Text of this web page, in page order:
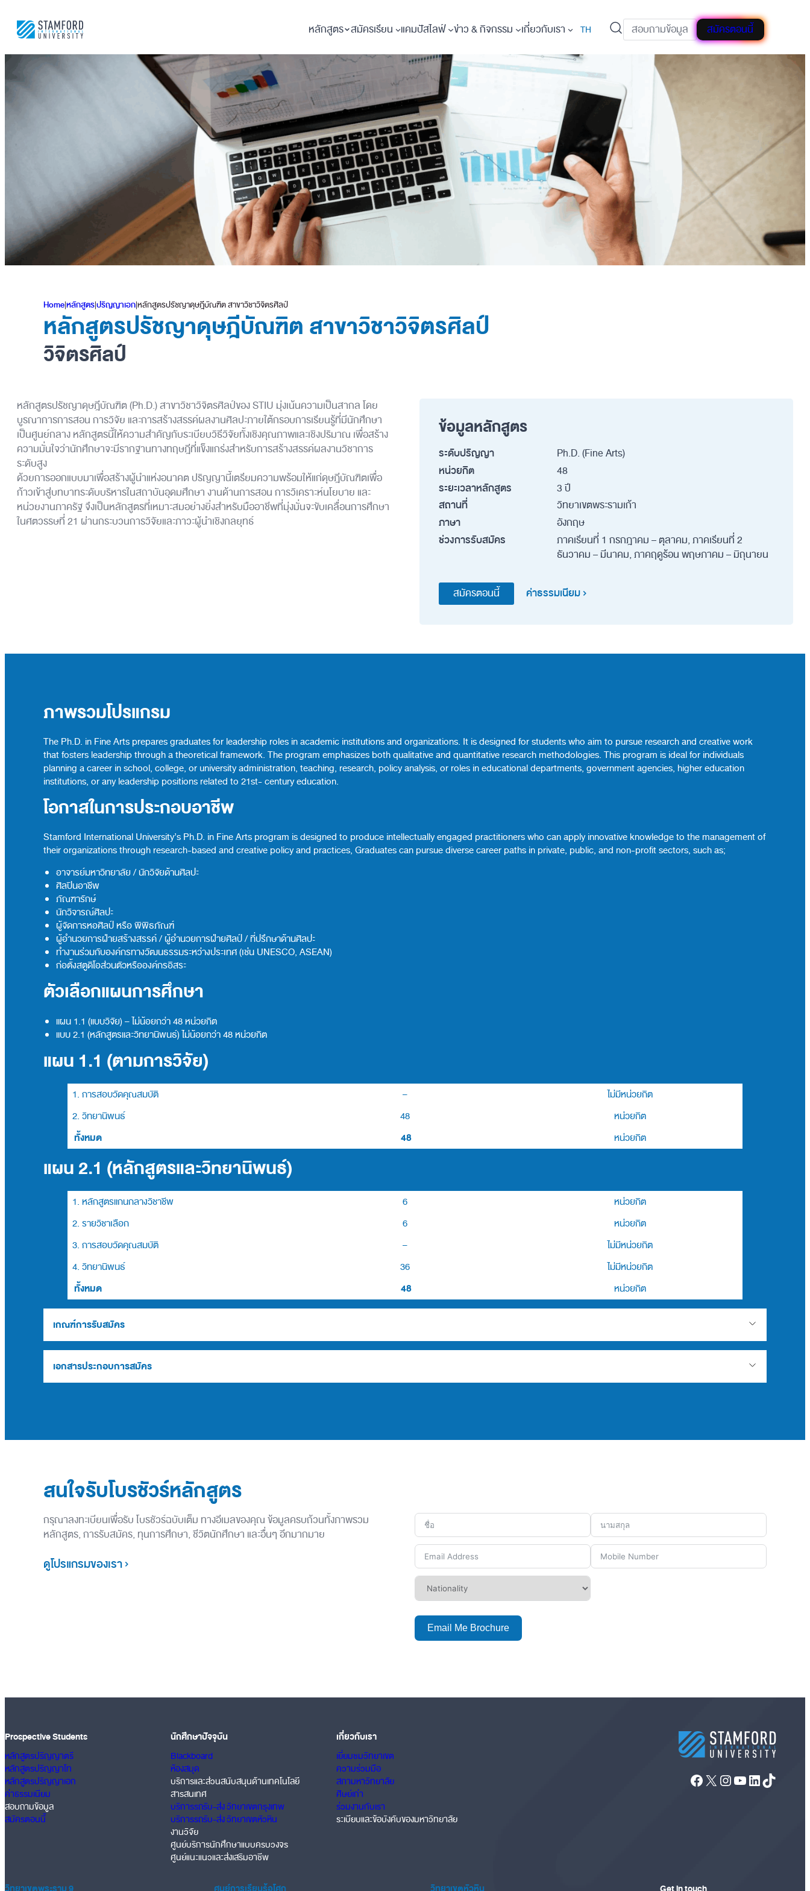
หลักสูตร สมัครเรียน แคมปัสไลฟ์ ข่าว & กิจกรรม เกี่ยวกับเรา TH สอบถามข้อมูล สมัครตอนนี้
Home|หลักสูตร|ปริญญาเอก|หลักสูตรปรัชญาดุษฎีบัณฑิต สาขาวิชาวิจิตรศิลป์
หลักสูตรปรัชญาดุษฎีบัณฑิต สาขาวิชาวิจิตรศิลป์
วิจิตรศิลป์
หลักสูตรปรัชญาดุษฎีบัณฑิต (Ph.D.) สาขาวิชาวิจิตรศิลป์ของ STIU มุ่งเน้นความเป็นสากล โดย
บูรณาการการสอน การวิจัย และการสร้างสรรค์ผลงานศิลปะภายใต้กรอบการเรียนรู้ที่มีนักศึกษา
เป็นศูนย์กลาง หลักสูตรนี้ให้ความสำคัญกับระเบียบวิธีวิจัยทั้งเชิงคุณภาพและเชิงปริมาณ เพื่อสร้าง
ความมั่นใจว่านักศึกษาจะมีรากฐานทางทฤษฎีที่แข็งแกร่งสำหรับการสร้างสรรค์ผลงานวิชาการ
ระดับสูง
ด้วยการออกแบบมาเพื่อสร้างผู้นำแห่งอนาคต ปริญญานี้เตรียมความพร้อมให้แก่ดุษฎีบัณฑิตเพื่อ
ก้าวเข้าสู่บทบาทระดับบริหารในสถาบันอุดมศึกษา งานด้านการสอน การวิเคราะห์นโยบาย และ
หน่วยงานภาครัฐ จึงเป็นหลักสูตรที่เหมาะสมอย่างยิ่งสำหรับมืออาชีพที่มุ่งมั่นจะขับเคลื่อนการศึกษา
ในศตวรรษที่ 21 ผ่านกระบวนการวิจัยและภาวะผู้นำเชิงกลยุทธ์
ข้อมูลหลักสูตร
ระดับปริญญา Ph.D. (Fine Arts)
หน่วยกิต 48
ระยะเวลาหลักสูตร 3 ปี
สถานที่ วิทยาเขตพระรามเก้า
ภาษา อังกฤษ
ช่วงการรับสมัคร
ภาคเรียนที่ 1 กรกฎาคม – ตุลาคม, ภาคเรียนที่ 2
ธันวาคม – มีนาคม, ภาคฤดูร้อน พฤษภาคม – มิถุนายน
สมัครตอนนี้ ค่าธรรมเนียม
ภาพรวมโปรแกรม
The Ph.D. in Fine Arts prepares graduates for leadership roles in academic institutions and organizations. It is designed for students who aim to pursue research and creative work
that fosters leadership through a theoretical framework. The program emphasizes both qualitative and quantitative research methodologies. This program is ideal for individuals
planning a career in school, college, or university administration, teaching, research, policy analysis, or roles in educational departments, government agencies, higher education
institutions, or any leadership positions related to 21st- century education.
โอกาสในการประกอบอาชีพ
Stamford International University’s Ph.D. in Fine Arts program is designed to produce intellectually engaged practitioners who can apply innovative knowledge to the management of
their organizations through research-based and creative policy and practices, Graduates can pursue diverse career paths in private, public, and non-profit sectors, such as;
อาจารย์มหาวิทยาลัย / นักวิจัยด้านศิลปะ
ศิลปินอาชีพ
ภัณฑารักษ์
นักวิจารณ์ศิลปะ
ผู้จัดการหอศิลป์ หรือ พิพิธภัณฑ์
ผู้อำนวยการฝ่ายสร้างสรรค์ / ผู้อำนวยการฝ่ายศิลป์ / ที่ปรึกษาด้านศิลปะ
ทำงานร่วมกับองค์กรทางวัฒนธรรมระหว่างประเทศ (เช่น UNESCO, ASEAN)
ก่อตั้งสตูดิโอส่วนตัวหรือองค์กรอิสระ
ตัวเลือกแผนการศึกษา
แผน 1.1 (แบบวิจัย) – ไม่น้อยกว่า 48 หน่วยกิต
แบบ 2.1 (หลักสูตรและวิทยานิพนธ์) ไม่น้อยกว่า 48 หน่วยกิต
แผน 1.1 (ตามการวิจัย)
1. การสอบวัดคุณสมบัติ –
ไม่มีหน่วยกิต
2. วิทยานิพนธ์
48 หน่วยกิต
ทั้งหมด 48 หน่วยกิต
แผน 2.1 (หลักสูตรและวิทยานิพนธ์)
1. หลักสูตรแกนกลางวิชาชีพ 6
หน่วยกิต
2. รายวิชาเลือก
6
หน่วยกิต
3. การสอบวัดคุณสมบัติ
–
ไม่มีหน่วยกิต
4. วิทยานิพนธ์
36 ไม่มีหน่วยกิต
ทั้งหมด 48 หน่วยกิต
เกณฑ์การรับสมัคร
เอกสารประกอบการสมัคร
สนใจรับโบรชัวร์หลักสูตร
กรุณาลงทะเบียนเพื่อรับ โบรชัวร์ฉบับเต็ม ทางอีเมลของคุณ ข้อมูลครบถ้วนทั้งภาพรวม
หลักสูตร, การรับสมัคร, ทุนการศึกษา, ชีวิตนักศึกษา และอื่นๆ อีกมากมาย
ดูโปรแกรมของเรา
Email Me Brochure
Prospective Students
หลักสูตรปริญญาตรี
หลักสูตรปริญญาโท
หลักสูตรปริญญาเอก
ค่าธรรมเนียม
สอบถามข้อมูล
สมัครตอนนี้
นักศึกษาปัจจุบัน
Blackboard
ห้องสมุด
บริการและส่วนสนับสนุนด้านเทคโนโลยี
สารสนเทศ
บริการรถรับ-ส่ง วิทยาเขตกรุงเทพ
บริการรถรับ-ส่ง วิทยาเขตหัวหิน
งานวิจัย
ศูนย์บริการนักศึกษาแบบครบวงจร
ศูนย์แนะแนวและส่งเสริมอาชีพ
เกี่ยวกับเรา
เยี่ยมชมวิทยาเขต
ความร่วมมือ
สภามหาวิทยาลัย
ศิษย์เก่า
ร่วมงานกับเรา
ระเบียบและข้อบังคับของมหาวิทยาลัย
Facebook
X Instagram
YouTube
LinkedIn
TikTok